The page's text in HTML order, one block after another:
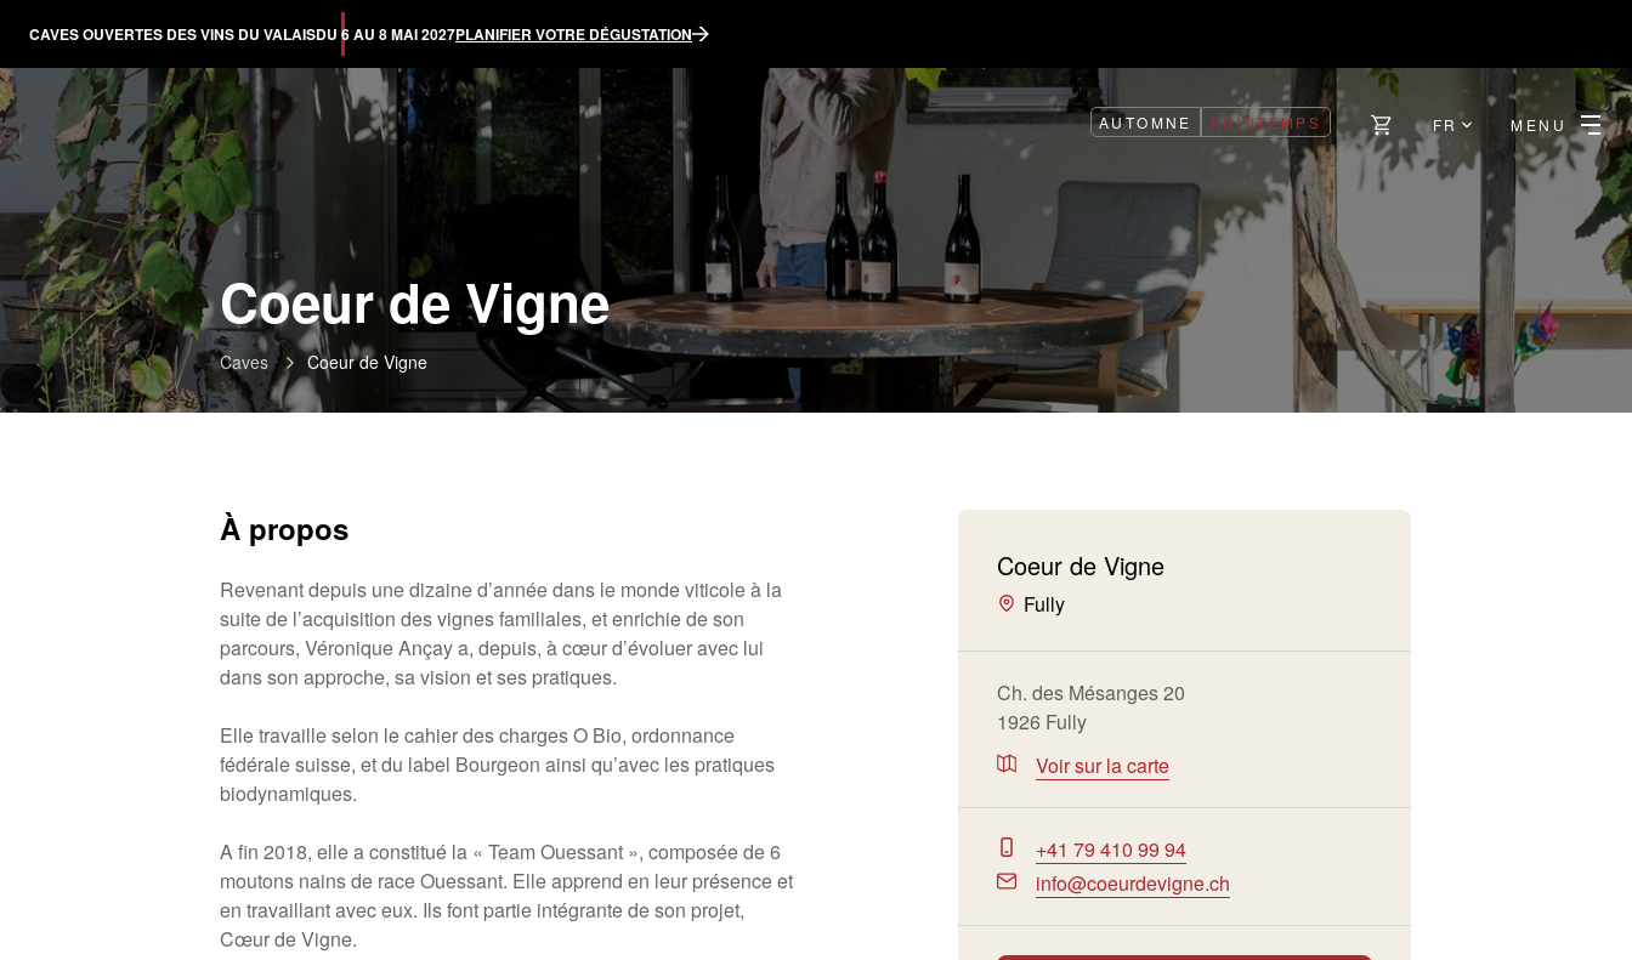
CAVES OUVERTES DES VINS DU VALAISDU 6 AU 8 MAI 2027PLANIFIER VOTRE DÉGUSTATION
AUTOMNE PRINTEMPS FR MENU
Coeur de Vigne
Caves Coeur de Vigne
À propos
Revenant depuis une dizaine d’année dans le monde viticole à la
suite de l’acquisition des vignes familiales, et enrichie de son
parcours, Véronique Ançay a, depuis, à cœur d’évoluer avec lui
dans son approche, sa vision et ses pratiques.
Elle travaille selon le cahier des charges O Bio, ordonnance
fédérale suisse, et du label Bourgeon ainsi qu’avec les pratiques
biodynamiques.
A fin 2018, elle a constitué la « Team Ouessant », composée de 6
moutons nains de race Ouessant. Elle apprend en leur présence et
en travaillant avec eux. Ils font partie intégrante de son projet,
Cœur de Vigne.
Coeur de Vigne
Fully
Ch. des Mésanges 20
1926 Fully
Voir sur la carte
+41 79 410 99 94
info@coeurdevigne.ch